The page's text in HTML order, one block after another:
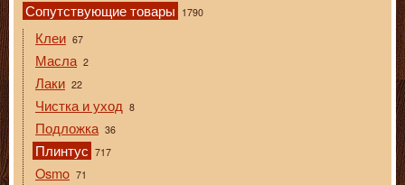
Сопутствующие товары 1790
Клеи 67
Масла 2
Лаки 22
Чистка и уход 8
Подложка 36
Плинтус 717
Osmo 71